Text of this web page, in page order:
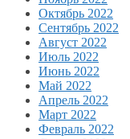
Октябрь 2022
Сентябрь 2022
Август 2022
Июль 2022
Июнь 2022
Май 2022
Апрель 2022
Март 2022
Февраль 2022